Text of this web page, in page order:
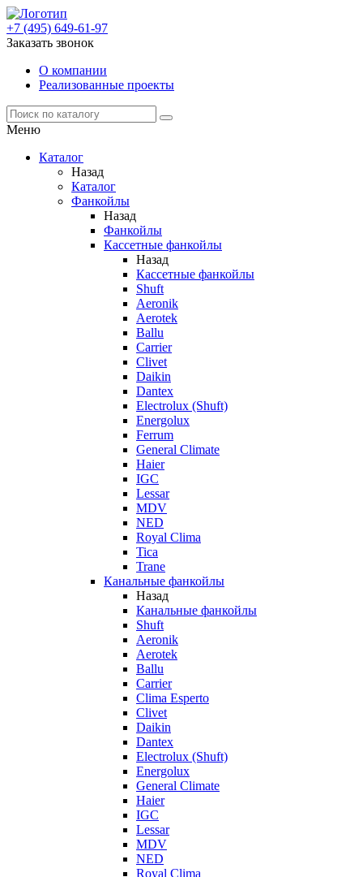
+7 (495) 649-61-97
Заказать звонок
О компании
Реализованные проекты
Меню
Каталог
Назад
Каталог
Фанкойлы
Назад
Фанкойлы
Кассетные фанкойлы
Назад
Кассетные фанкойлы
Shuft
Aeronik
Aerotek
Ballu
Carrier
Clivet
Daikin
Dantex
Electrolux (Shuft)
Energolux
Ferrum
General Climate
Haier
IGC
Lessar
MDV
NED
Royal Clima
Tica
Trane
Канальные фанкойлы
Назад
Канальные фанкойлы
Shuft
Aeronik
Aerotek
Ballu
Carrier
Clima Esperto
Clivet
Daikin
Dantex
Electrolux (Shuft)
Energolux
General Climate
Haier
IGC
Lessar
MDV
NED
Royal Clima